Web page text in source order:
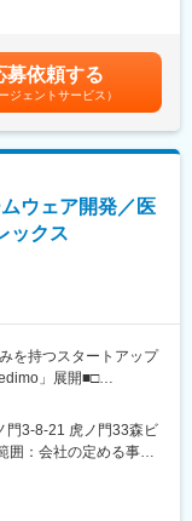
様々です。全ての案件
ゼロから完成まで作
けでなく、当社から
型の土木装置の開発を
があるため、継続／
どの上流から携わって
内で完結しているの
ができます。大規模
1人の仕事の成果が
金はあくまでも目安
があります。月給(月
募依頼する
ージェントサービス）
ウェア開発／医
ックス
を持つスタートアップ
」展開■□
をさらに高めるた
USBデバイ
数デバイス対応・
います。実現に向け
門3-8-21 虎ノ門33森ビ
囲：会社の定める事業